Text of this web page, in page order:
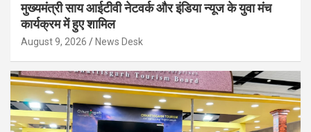
मुख्यमंत्री साय आईटीवी नेटवर्क और इंडिया न्यूज के युवा मंच
कार्यक्रम में हुए शामिल
August 9, 2026 News Desk